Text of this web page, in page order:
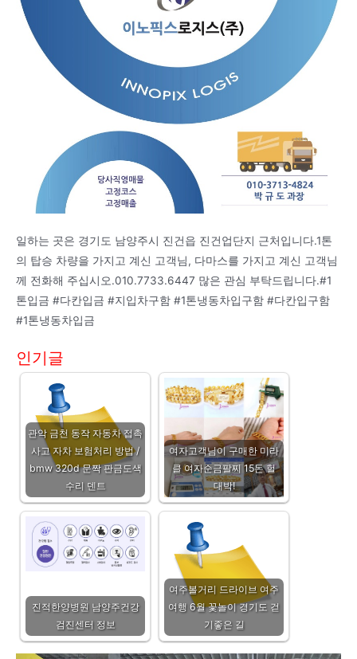
일하는 곳은 경기도 남양주시 진건읍 진건업단지 근처입니다.1톤
의 탑승 차량을 가지고 계신 고객님, 다마스를 가지고 계신 고객님
께 전화해 주십시오.010.7733.6447 많은 관심 부탁드립니다.#1
톤입금 #다칸입금 #지입차구함 #1톤냉동차입구함 #다칸입구함
#1톤냉동차입금
인기글
관악 금천 동작 자동차 접촉
사고 자차 보험처리 방법 /
bmw 320d 문짝 판금도색
수리 덴트
여자고객님이 구매한 미라
클 여자순금팔찌 15돈 헐
대박!
진적한양병원 남양주건강
검진센터 정보
여주볼거리 드라이브 여주
여행 6월 꽃놀이 경기도 걷
기좋은 길